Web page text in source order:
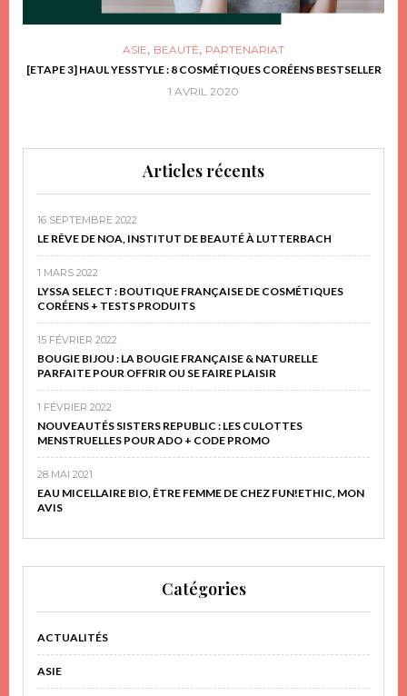
ASIE, BEAUTÉ, PARTENARIAT
[ETAPE 3] HAUL YESSTYLE : 8 COSMÉTIQUES CORÉENS BESTSELLER
1 AVRIL 2020
Articles récents
16 SEPTEMBRE 2022
LE RÊVE DE NOA, INSTITUT DE BEAUTÉ À LUTTERBACH
1 MARS 2022
LYSSA SELECT : BOUTIQUE FRANÇAISE DE COSMÉTIQUES
CORÉENS + TESTS PRODUITS
15 FÉVRIER 2022
BOUGIE BIJOU : LA BOUGIE FRANÇAISE & NATURELLE
PARFAITE POUR OFFRIR OU SE FAIRE PLAISIR
1 FÉVRIER 2022
NOUVEAUTÉS SISTERS REPUBLIC : LES CULOTTES
MENSTRUELLES POUR ADO + CODE PROMO
28 MAI 2021
EAU MICELLAIRE BIO, ÊTRE FEMME DE CHEZ FUN!ETHIC, MON
AVIS
Catégories
ACTUALITÉS
ASIE